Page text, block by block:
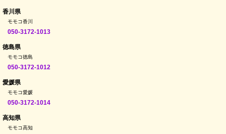
香川県
モモコ香川
050-3172-1013
徳島県
モモコ徳島
050-3172-1012
愛媛県
モモコ愛媛
050-3172-1014
高知県
モモコ高知